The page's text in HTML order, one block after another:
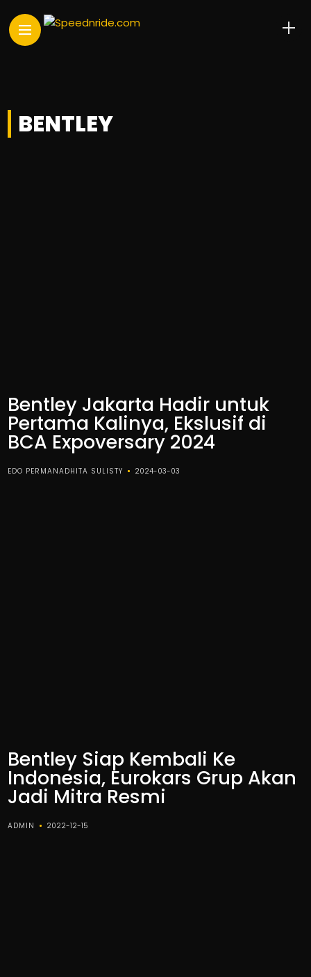
BENTLEY
Bentley Jakarta Hadir untuk
Pertama Kalinya, Ekslusif di
BCA Expoversary 2024
EDO PERMANADHITA SULISTY 2024-03-03
Bentley Siap Kembali Ke
Indonesia, Eurokars Grup Akan
Jadi Mitra Resmi
ADMIN 2022-12-15